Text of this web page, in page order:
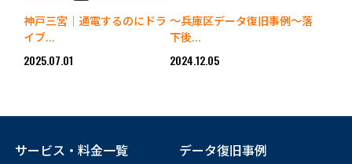
神戸三宮｜通電するのにドラ
イブ...
2025.07.01
～兵庫区データ復旧事例～落
下後...
2024.12.05
サービス・料金一覧
データ復旧事例